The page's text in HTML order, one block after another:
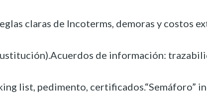
claras de Incoterms, demoras y costos
de información:
list, pedimento,